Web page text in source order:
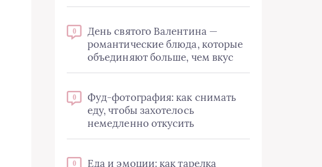
0
День святого Валентина —
романтические блюда, которые
объединяют больше, чем вкус
0
Фуд-фотография: как снимать
еду, чтобы захотелось
немедленно откусить
0
Еда и эмоции: как тарелка